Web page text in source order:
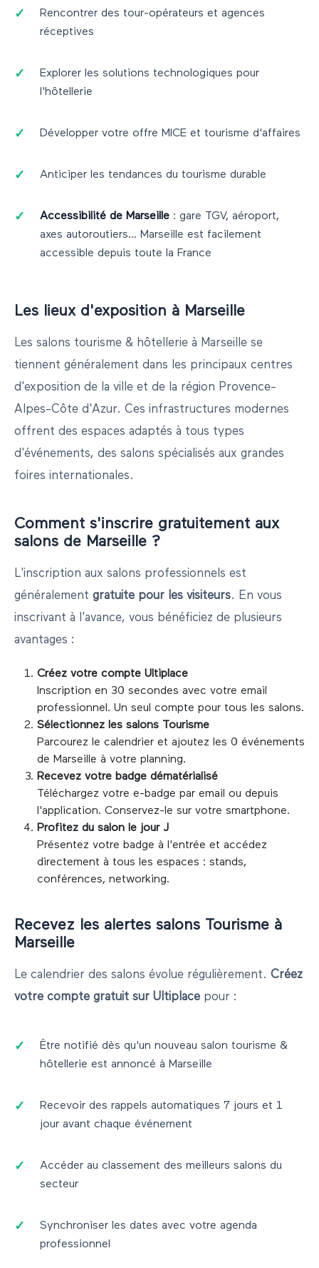
Rencontrer des tour-opérateurs et agences
réceptives
Explorer les solutions technologiques pour
l'hôtellerie
Développer votre offre MICE et tourisme d'affaires
Anticiper les tendances du tourisme durable
Accessibilité de Marseille : gare TGV, aéroport,
axes autoroutiers... Marseille est facilement
accessible depuis toute la France
Les lieux d'exposition à Marseille
Les salons tourisme & hôtellerie à Marseille se
tiennent généralement dans les principaux centres
d'exposition de la ville et de la région Provence-
Alpes-Côte d'Azur. Ces infrastructures modernes
offrent des espaces adaptés à tous types
d'événements, des salons spécialisés aux grandes
foires internationales.
Comment s'inscrire gratuitement aux
salons de Marseille ?
L'inscription aux salons professionnels est
généralement gratuite pour les visiteurs. En vous
inscrivant à l'avance, vous bénéficiez de plusieurs
avantages :
Créez votre compte Ultiplace
Inscription en 30 secondes avec votre email
professionnel. Un seul compte pour tous les salons.
Sélectionnez les salons Tourisme
Parcourez le calendrier et ajoutez les 0 événements
de Marseille à votre planning.
Recevez votre badge dématérialisé
Téléchargez votre e-badge par email ou depuis
l'application. Conservez-le sur votre smartphone.
Profitez du salon le jour J
Présentez votre badge à l'entrée et accédez
directement à tous les espaces : stands,
conférences, networking.
Recevez les alertes salons Tourisme à
Marseille
Le calendrier des salons évolue régulièrement. Créez
votre compte gratuit sur Ultiplace pour :
Être notifié dès qu'un nouveau salon tourisme &
hôtellerie est annoncé à Marseille
Recevoir des rappels automatiques 7 jours et 1
jour avant chaque événement
Accéder au classement des meilleurs salons du
secteur
Synchroniser les dates avec votre agenda
professionnel